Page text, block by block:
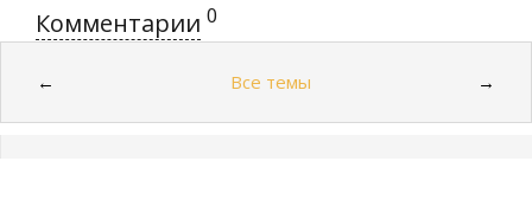
Комментарии 0
← Все темы →